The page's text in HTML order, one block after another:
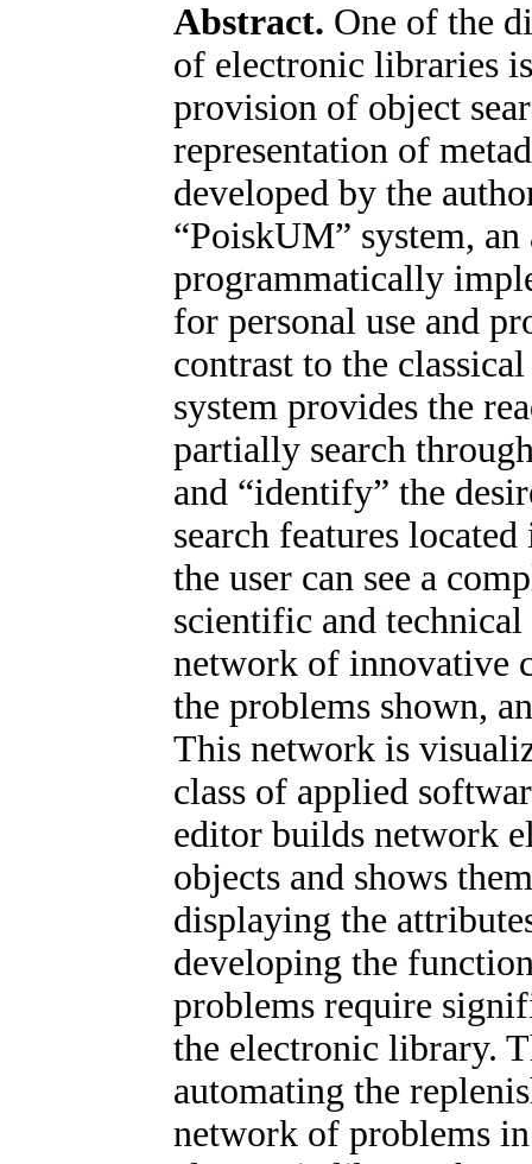
Abstract. One of the
of electronic libraries
provision of object
representation of
developed by the
“PoiskUM” system,
programmatically
for personal use and
contrast to the
system provides the
partially search
and “identify” the
search features
the user can see a
scientific and technical
network of innovative
the problems shown,
This network is
class of applied
editor builds network
objects and shows
displaying the
developing the
problems require
the electronic library.
automating the
network of problems